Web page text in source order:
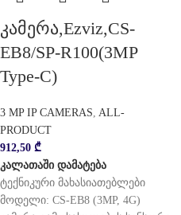
კამერა,Ezviz,CS-
EB8/SP-R100(3MP
Type-C)
3 MP IP CAMERAS, ALL-
PRODUCT
912,50 ₾
კალათაში დამატება
ტექნიკური მახასიათებლები
მოდელი: CS-EB8 (3MP, 4G)